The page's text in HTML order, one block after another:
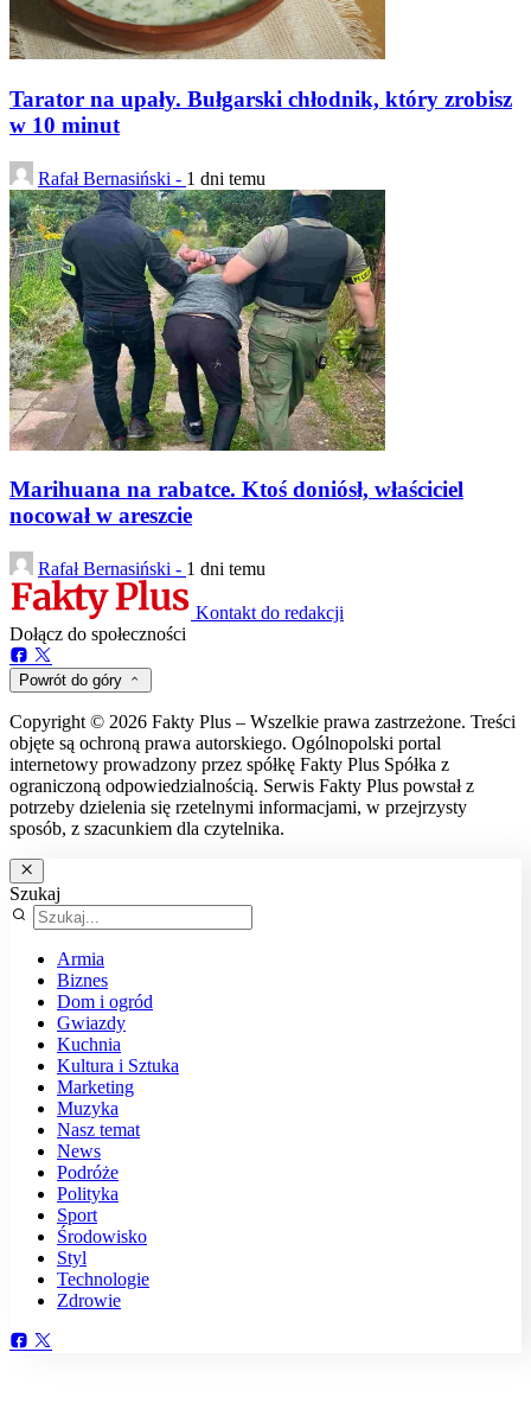
Tarator na upały. Bułgarski chłodnik, który zrobisz
w 10 minut
Rafał Bernasiński - 1 dni temu
Marihuana na rabatce. Ktoś doniósł, właściciel
nocował w areszcie
Rafał Bernasiński - 1 dni temu
Kontakt do redakcji
Dołącz do społeczności
Powrót do góry
Copyright © 2026 Fakty Plus – Wszelkie prawa zastrzeżone. Treści
objęte są ochroną prawa autorskiego. Ogólnopolski portal
internetowy prowadzony przez spółkę Fakty Plus Spółka z
ograniczoną odpowiedzialnością. Serwis Fakty Plus powstał z
potrzeby dzielenia się rzetelnymi informacjami, w przejrzysty
sposób, z szacunkiem dla czytelnika.
Szukaj
Armia
Biznes
Dom i ogród
Gwiazdy
Kuchnia
Kultura i Sztuka
Marketing
Muzyka
Nasz temat
News
Podróże
Polityka
Sport
Środowisko
Styl
Technologie
Zdrowie